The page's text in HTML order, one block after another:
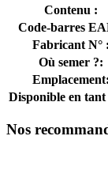
Contenu :
Code-barres
Fabricant N° :
Où semer ?:
Emplacement:
Disponible en tant
Nos